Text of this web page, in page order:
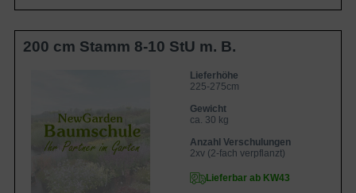
200 cm Stamm 8-10 StU m. B.
Lieferhöhe
225-275cm
Gewicht
ca. 30 kg
Anzahl Verschulungen
2xv (2-fach verpflanzt)
Lieferbar ab KW43